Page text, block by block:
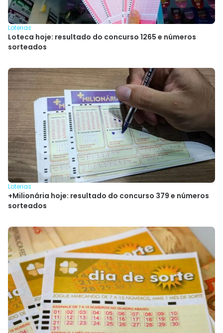
Loterias
Loteca hoje: resultado do concurso 1265 e números
sorteados
Loterias
+Milionária hoje: resultado do concurso 379 e números
sorteados